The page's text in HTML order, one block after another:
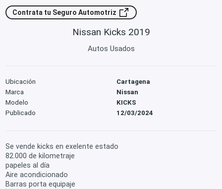
Contrata tu Seguro Automotriz
Nissan Kicks 2019
Autos Usados
Ubicación
Cartagena
Marca
Nissan
Modelo
KICKS
Publicado
12/03/2024
Se vende kicks en exelente estado
82.000 de kilometraje
papeles al día
Aire acondicionado
Barras porta equipaje